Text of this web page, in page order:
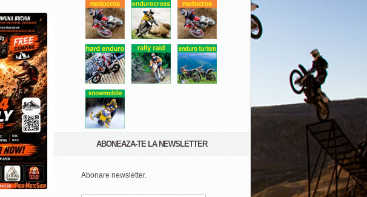
ABONEAZA-TE LA NEWSLETTER
Abonare newsletter.